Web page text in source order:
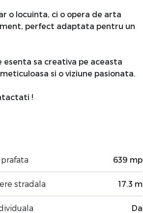
o locuinta, ci o opera de arta
perfect adaptata pentru un
sa creativa pe aceasta
si o viziune pasionata.
!
639 mp
stradala 17.3 m
Da